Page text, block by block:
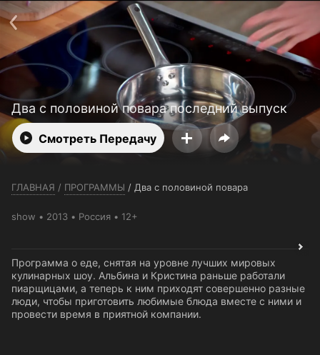
Два с половиной повара последний выпуск
Смотреть Передачу
ГЛАВНАЯ / ПРОГРАММЫ / Два с половиной повара
show 2013 Россия 12+
Программа о еде, снятая на уровне лучших мировых
кулинарных шоу. Альбина и Кристина раньше работали
пиарщицами, а теперь к ним приходят совершенно разные
люди, чтобы приготовить любимые блюда вместе с ними и
провести время в приятной компании.
Телефон поддержки: +7 (727) 323 10 92
Пользовательское соглашение
Политика конфиденциальности
Открыть приложение
Ввести промокод